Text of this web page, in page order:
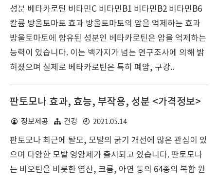
성분 베타카로틴 비타민C 비타민B1 비타민B2 비타민B6
칼륨 방울토마토 효과 방울토마토의 암을 억제하는 효과
방울토마토에 함유된 성분인 베타카로틴은 암을 억제하는
능력이 있습니다. 이는 백가지가 넘는 연구조사에 의해 밝
혀졌으며 실제로 베타카로틴은 특히 폐암, 구강..
판토모나 효과, 효능, 부작용, 성분 <가격정보>
정보제공 건강
2021.05.14
판토모나 최근에 탈모, 모발의 굵기 개선에 많은 관심이 있
으며 다양한 모발 영양제가 출시되고 있습니다. 판토모나
는 비오틴을 비롯한 엽산, 크롬, 아연 등의 64종의 복합 원